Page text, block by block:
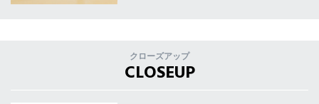
クローズアップ
CLOSEUP